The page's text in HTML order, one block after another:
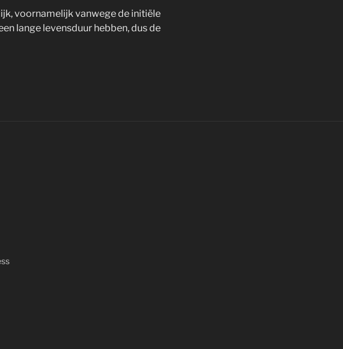
voornamelijk vanwege de initiële
lange levensduur hebben, dus de